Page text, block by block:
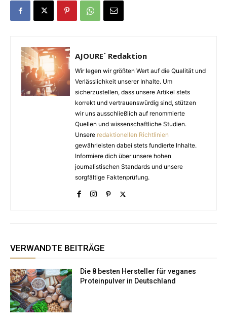
AJOURE´ Redaktion
Wir legen wir größten Wert auf die Qualität und
Verlässlichkeit unserer Inhalte. Um
sicherzustellen, dass unsere Artikel stets
korrekt und vertrauenswürdig sind, stützen
wir uns ausschließlich auf renommierte
Quellen und wissenschaftliche Studien.
Unsere redaktionellen Richtlinien
gewährleisten dabei stets fundierte Inhalte.
Informiere dich über unsere hohen
journalistischen Standards und unsere
sorgfältige Faktenprüfung.
VERWANDTE BEITRÄGE
Die 8 besten Hersteller für veganes
Proteinpulver in Deutschland